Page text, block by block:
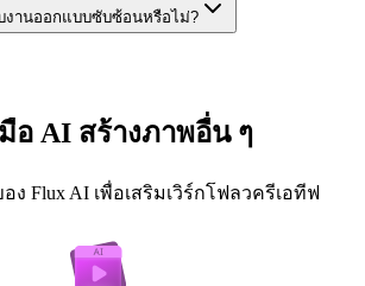
งานออกแบบซับซ้อนหรือไม่?
อ AI สร้างภาพอื่น ๆ
Flux AI เพื่อเสริมเวิร์กโฟลวครีเอทีฟ